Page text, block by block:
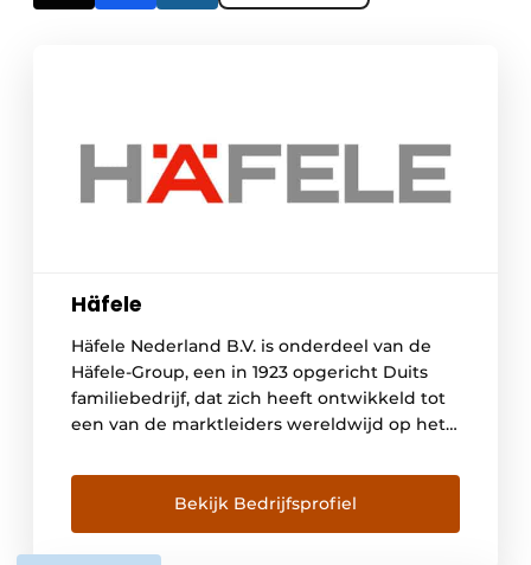
Häfele
Häfele Nederland B.V. is onderdeel van de
Häfele-Group, een in 1923 opgericht Duits
familiebedrijf, dat zich heeft ontwikkeld tot
een van de marktleiders wereldwijd op het
Wereldwijd staan we voor je klaar met meer
dan 8.100 medewerkers in meer dan 150
landen en 38 dochterondernemingen.
Häfele Nederland B.V., gevestigd in […]
Bekijk Bedrijfsprofiel